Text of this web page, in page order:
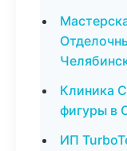
Клиника
фигуры в
ИП